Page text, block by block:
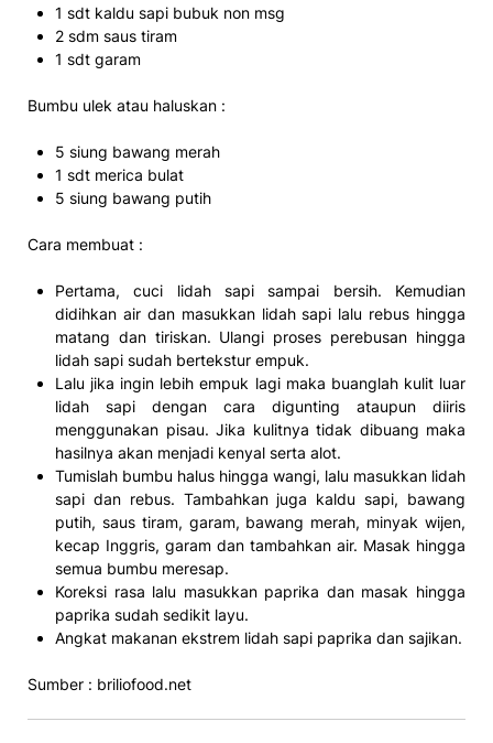
1 sdt kaldu sapi bubuk non msg
2 sdm saus tiram
1 sdt garam
Bumbu ulek atau haluskan :
5 siung bawang merah
1 sdt merica bulat
5 siung bawang putih
Cara membuat :
Pertama, cuci lidah sapi sampai bersih. Kemudian
didihkan air dan masukkan lidah sapi lalu rebus hingga
matang dan tiriskan. Ulangi proses perebusan hingga
lidah sapi sudah bertekstur empuk.
Lalu jika ingin lebih empuk lagi maka buanglah kulit luar
lidah sapi dengan cara digunting ataupun diiris
menggunakan pisau. Jika kulitnya tidak dibuang maka
hasilnya akan menjadi kenyal serta alot.
Tumislah bumbu halus hingga wangi, lalu masukkan lidah
sapi dan rebus. Tambahkan juga kaldu sapi, bawang
putih, saus tiram, garam, bawang merah, minyak wijen,
kecap Inggris, garam dan tambahkan air. Masak hingga
semua bumbu meresap.
Koreksi rasa lalu masukkan paprika dan masak hingga
paprika sudah sedikit layu.
Angkat makanan ekstrem lidah sapi paprika dan sajikan.
Sumber : briliofood.net